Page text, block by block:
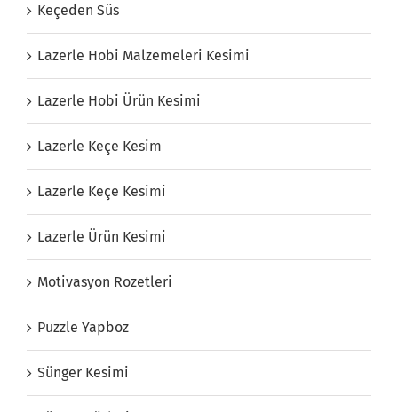
Keçeden Süs
Lazerle Hobi Malzemeleri Kesimi
Lazerle Hobi Ürün Kesimi
Lazerle Keçe Kesim
Lazerle Keçe Kesimi
Lazerle Ürün Kesimi
Motivasyon Rozetleri
Puzzle Yapboz
Sünger Kesimi